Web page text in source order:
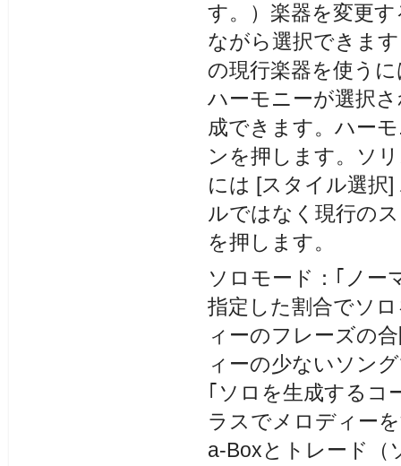
す。）楽器を変更
ながら選択できま
の現行楽器を使う
ハーモニーが選択
成できます。ハー
ンを押します。ソ
には [スタイル選択
ルではなく現行の
を押します。
ソロモード：｢ノー
指定した割合でソ
ィーのフレーズの
ィーの少ないソン
｢ソロを生成するコ
ラスでメロディー
a-Boxとトレード（